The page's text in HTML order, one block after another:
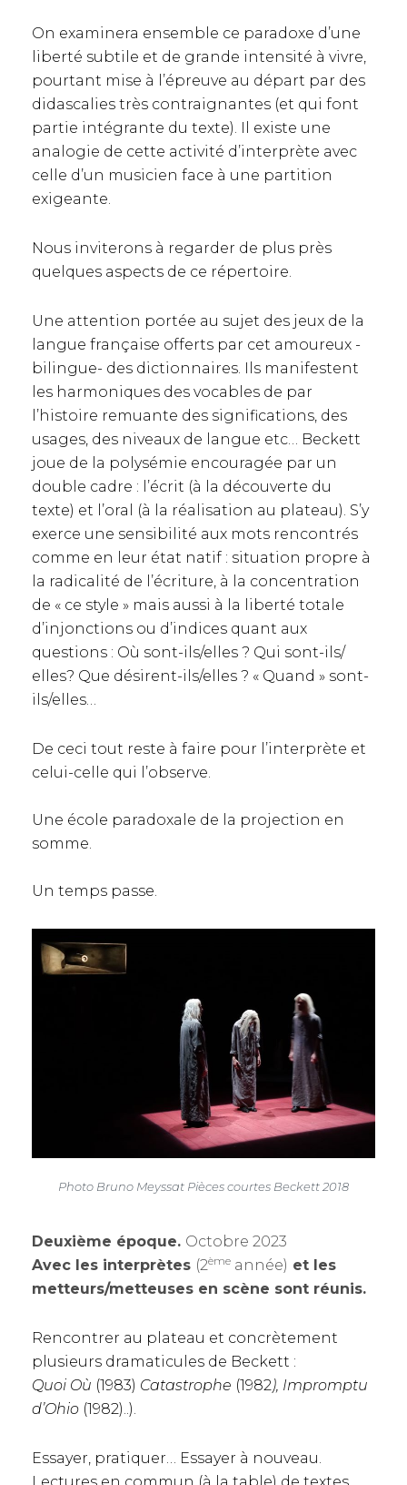
On examinera ensemble ce paradoxe d’une
liberté subtile et de grande intensité à vivre,
pourtant mise à l’épreuve au départ par des
didascalies très contraignantes (et qui font
partie intégrante du texte). Il existe une
analogie de cette activité d’interprète avec
celle d’un musicien face à une partition
exigeante.
Nous inviterons à regarder de plus près
quelques aspects de ce répertoire.
Une attention portée au sujet des jeux de la
langue française offerts par cet amoureux -
bilingue- des dictionnaires. Ils manifestent
les harmoniques des vocables de par
l’histoire remuante des significations, des
usages, des niveaux de langue etc… Beckett
joue de la polysémie encouragée par un
double cadre : l’écrit (à la découverte du
texte) et l’oral (à la réalisation au plateau). S’y
exerce une sensibilité aux mots rencontrés
comme en leur état natif : situation propre à
la radicalité de l’écriture, à la concentration
de « ce style » mais aussi à la liberté totale
d’injonctions ou d’indices quant aux
questions : Où sont-ils/elles ? Qui sont-ils/
elles? Que désirent-ils/elles ? « Quand » sont-
ils/elles…
De ceci tout reste à faire pour l’interprète et
celui-celle qui l’observe.
Une école paradoxale de la projection en
somme.
Un temps passe.
Photo Bruno Meyssat Pièces courtes Beckett 2018
Deuxième époque. Octobre 2023
Avec les interprètes (2ème année) et les
metteurs/metteuses en scène sont réunis.
Rencontrer au plateau et concrètement
plusieurs dramaticules de Beckett :
Quoi Où (1983) Catastrophe (1982), Impromptu
d’Ohio (1982)..).
Essayer, pratiquer… Essayer à nouveau.
Lectures en commun (à la table) de textes